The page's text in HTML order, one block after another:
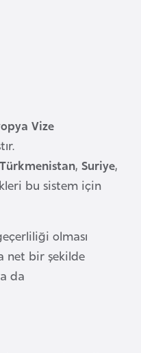
Vize
Türkmenistan, Suriye,
bu sistem için
olması
net bir şekilde
da